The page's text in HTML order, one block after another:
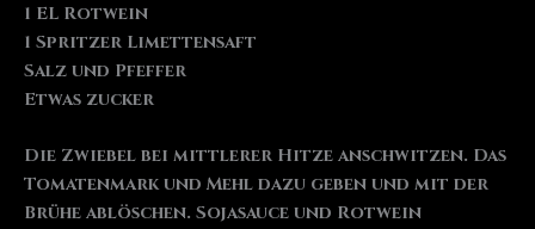
1 EL Rotwein
1 Spritzer Limettensaft
Salz und Pfeffer
Etwas zucker
Die Zwiebel bei mittlerer Hitze anschwitzen. Das
Tomatenmark und Mehl dazu geben und mit der
Brühe ablöschen. Sojasauce und Rotwein